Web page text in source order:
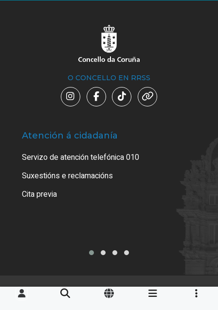
O CONCELLO EN RRSS
Atención á cidadanía
Servizo de atención telefónica 010
Suxestións e reclamacións
Cita previa
Aviso legal